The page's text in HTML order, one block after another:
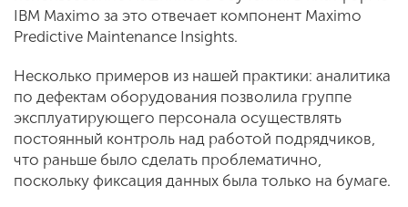
IBM Maximo за это отвечает компонент Maximo
Predictive Maintenance Insights.
Несколько примеров из нашей практики: аналитика
по дефектам оборудования позволила группе
эксплуатирующего персонала осуществлять
постоянный контроль над работой подрядчиков,
что раньше было сделать проблематично,
поскольку фиксация данных была только на бумаге.